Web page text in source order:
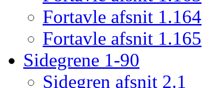
Fortavle afsnit 1.164
Fortavle afsnit 1.165
Sidegrene 1-90
Sidegren afsnit 2.1